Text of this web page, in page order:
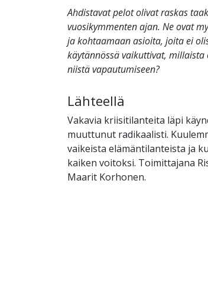
Ahdistavat pelot olivat raskas
vuosikymmenten ajan. Ne ovat
ja kohtaamaan asioita, joita ei
käytännössä vaikuttivat,
niistä vapautumiseen?
Lähteellä
Vakavia kriisitilanteita läpi
muuttunut radikaalisti.
vaikeista elämäntilanteista ja
kaiken voitoksi. Toimittajana
Maarit Korhonen.